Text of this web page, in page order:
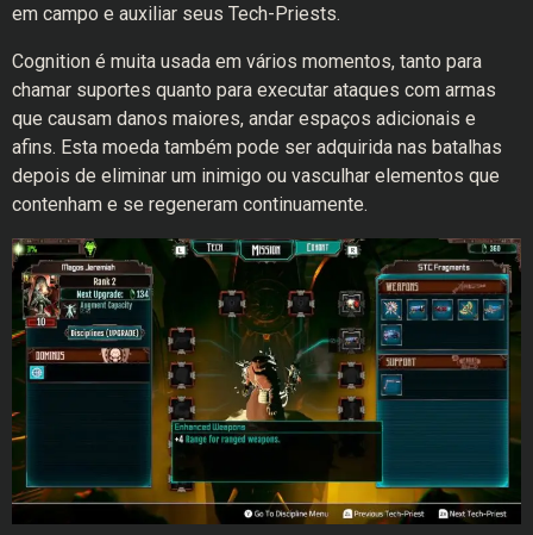
em campo e auxiliar seus Tech-Priests.
Cognition é muita usada em vários momentos, tanto para
chamar suportes quanto para executar ataques com armas
que causam danos maiores, andar espaços adicionais e
afins. Esta moeda também pode ser adquirida nas batalhas
depois de eliminar um inimigo ou vasculhar elementos que
contenham e se regeneram continuamente.